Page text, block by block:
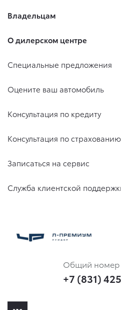
Владельцам
О дилерском центре
Специальные предложения
Оцените ваш автомобиль
Консультация по кредиту
Консультация по страхованию
Записаться на сервис
Служба клиентской
Общий номер
+7 (831)